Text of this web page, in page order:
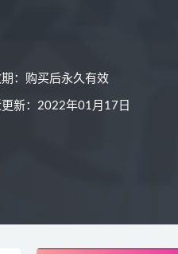
：购买后永久有效
新：2022年01月17日